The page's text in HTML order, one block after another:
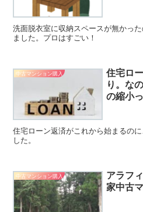
洗面脱衣室に収納スペースが無かっ
ました。プロはすごい！
中古マンション購入
住宅ロ
り。な
の縮小
住宅ローン返済がこれから始まるの
した。
中古マンション購入
アラフ
家中古